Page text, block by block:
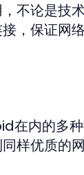
不论是技
，保证网络
内的多
样优质的